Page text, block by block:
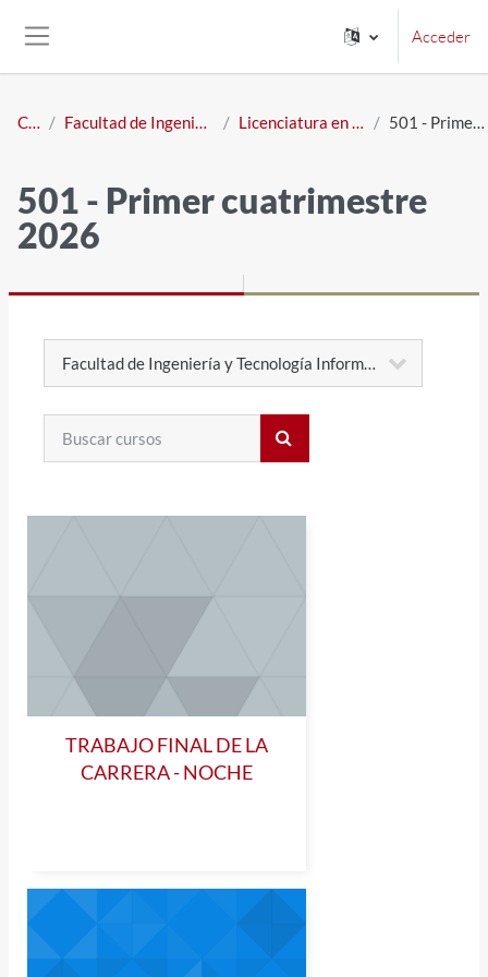
Acceder
Cursos Facultad de Ingeniería y Tecnología Informática Licenciatura en Sistemas de Información 501 - Primer cuatrimestre 2026
501 - Primer cuatrimestre
2026
Categorías
TRABAJO FINAL DE LA
CARRERA - NOCHE